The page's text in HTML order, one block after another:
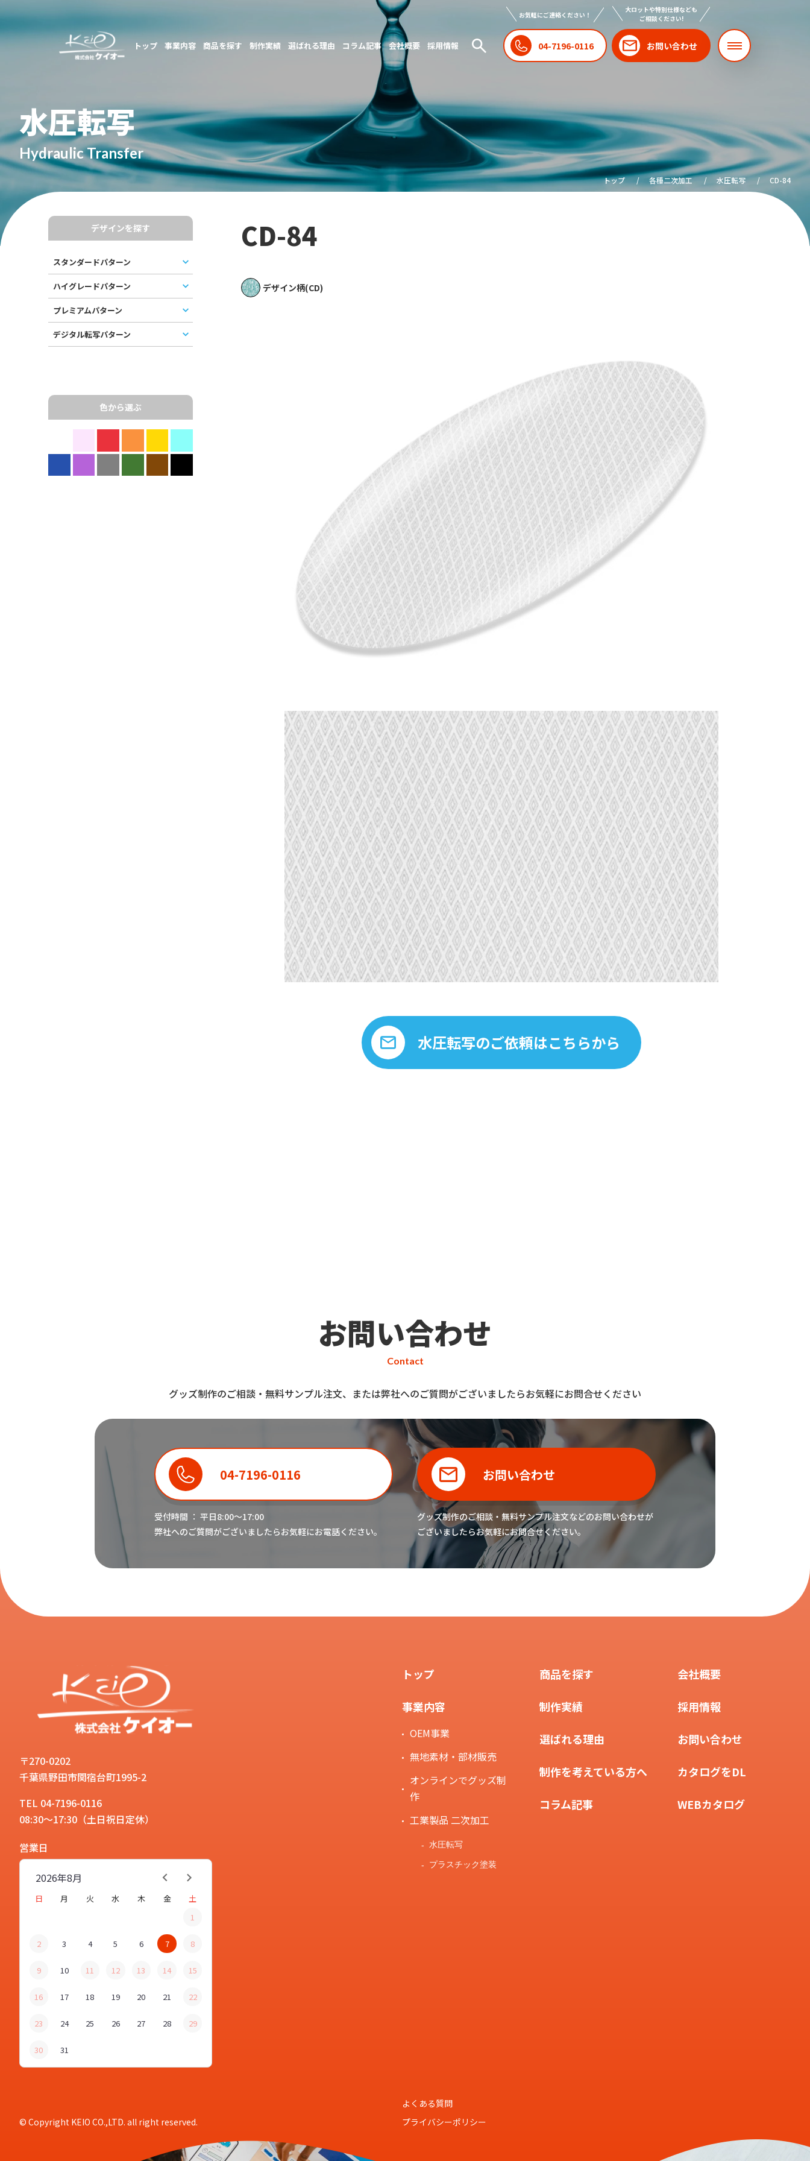
トップ 事業内容 商品を探す 制作実績 選ばれる理由 コラム記事 会社概要 採用情報
お気軽にご連絡ください！
04-7196-0116
大ロットや特別仕様なども
ご相談ください!
お問い合わせ
水圧転写
Hydraulic Transfer
トップ 各種二次加工 水圧転写 CD-84
デザインを探す
スタンダードパターン
ハイグレードパターン
プレミアムパターン
デジタル転写パターン
色から選ぶ
CD-84
デザイン柄(CD)
水圧転写のご依頼はこちらから
お問い合わせ
Contact
グッズ制作のご相談・無料サンプル注文、または弊社へのご質問がございましたらお気軽にお問合せください
04-7196-0116
受付時間 ： 平日8:00〜17:00
弊社へのご質問がございましたらお気軽にお電話ください。
お問い合わせ
グッズ制作のご相談・無料サンプル注文などのお問い合わせが
ございましたらお気軽にお問合せください。
〒270-0202
千葉県野田市関宿台町1995-2
TEL 04-7196-0116
08:30～17:30（土日祝日定休）
営業日
8月
2026年
日 月 火 水 木 金
土
1
2 3 4 5 6 7 8
9 10 11 12 13 14 15
16 17 18 19 20 21 22
23 24 25 26 27 28 29
30 31
トップ
事業内容
OEM事業
無地素材・部材販売
オンラインでグッズ制
作
工業製品 二次加工
水圧転写
プラスチック塗装
商品を探す
制作実績
選ばれる理由
制作を考えている方へ
コラム記事
会社概要
採用情報
お問い合わせ
カタログをDL
WEBカタログ
よくある質問
プライバシーポリシー
© Copyright KEIO CO.,LTD. all right reserved.